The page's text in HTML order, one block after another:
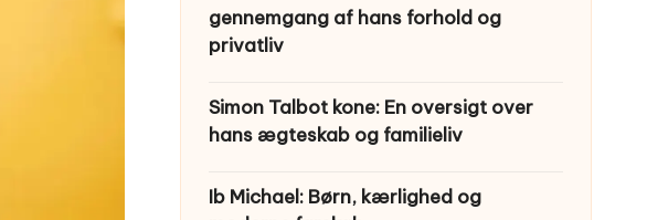
gennemgang af hans forhold og
privatliv
Simon Talbot kone: En oversigt over
hans ægteskab og familieliv
Ib Michael: Børn, kærlighed og